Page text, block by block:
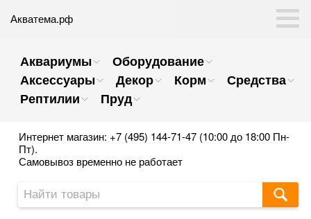
Акватема.рф
Аквариумы
Оборудование
Аксессуары
Декор Корм
Средства
Рептилии
Пруд
Интернет магазин: +7 (495) 144-71-47 (10:00 до 18:00 Пн-
Пт).
Самовывоз временно не работает